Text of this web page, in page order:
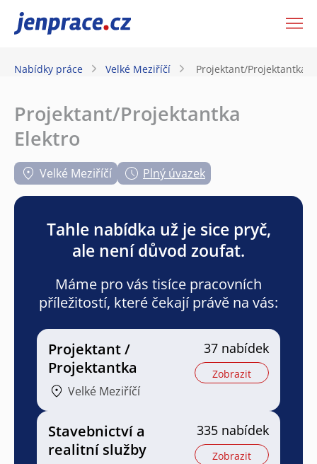
JenPráce.cz
Nabídky práce Velké Meziříčí Projektant/Projektantka
Projektant/Projektantka
Elektro
Velké Meziříčí Plný úvazek
Tahle nabídka už je sice pryč,
ale není důvod zoufat.
Máme pro vás tisíce pracovních
příležitostí, které čekají právě na vás:
Projektant /
Projektantka
Velké Meziříčí
37 nabídek
Zobrazit
Stavebnictví a
realitní služby
335 nabídek
Zobrazit